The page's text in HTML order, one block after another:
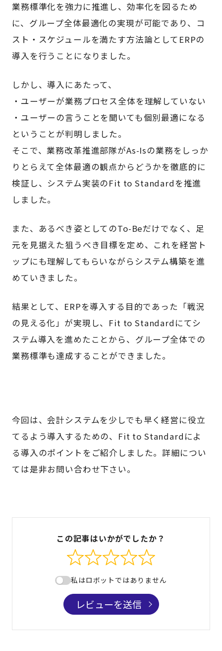
業務標準化を強力に推進し、効率化を図るため
に、グループ全体最適化の実現が可能であり、コ
スト・スケジュールを満たす方法論としてERPの
導入を行うことになりました。
しかし、導入にあたって、
・ユーザーが業務プロセス全体を理解していない
・ユーザーの言うことを聞いても個別最適になる
ということが判明しました。
そこで、業務改革推進部隊がAs-Isの業務をしっか
りとらえて全体最適の観点からどうかを徹底的に
検証し、システム実装のFit to Standardを推進
しました。
また、あるべき姿としてのTo-Beだけでなく、足
元を見据えた狙うべき目標を定め、これを経営ト
ップにも理解してもらいながらシステム構築を進
めていきました。
結果として、ERPを導入する目的であった「戦況
の見える化」が実現し、Fit to Standardにてシ
ステム導入を進めたことから、グループ全体での
業務標準も達成することができました。
今回は、会計システムを少しでも早く経営に役立
てるよう導入するための、Fit to Standardによ
る導入のポイントをご紹介しました。詳細につい
ては是非お問い合わせ下さい。
この記事はいかがでしたか？
私はロボットではありません
レビューを送信